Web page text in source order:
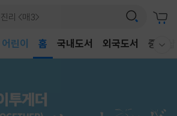
어린이
독후감
홈 국내도서 외국도서 중고샵